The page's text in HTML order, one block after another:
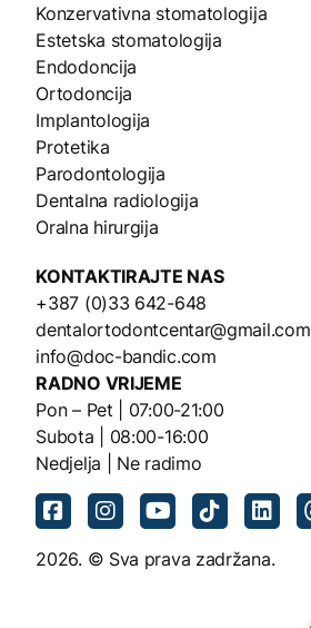
Konzervativna stomatologija
Estetska stomatologija
Endodoncija
Ortodoncija
Implantologija
Protetika
Parodontologija
Dentalna radiologija
Oralna hirurgija
KONTAKTIRAJTE NAS
+387 (0)33 642-648
dentalortodontcentar@gmail.com
info@doc-bandic.com
RADNO VRIJEME
Pon – Pet | 07:00-21:00
Subota | 08:00-16:00
Nedjelja | Ne radimo
2026. © Sva prava zadržana.